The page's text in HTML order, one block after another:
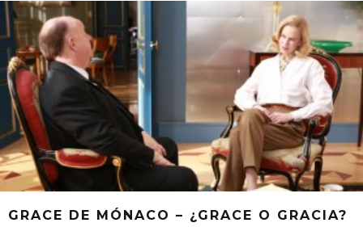
GRACE DE MÓNACO – ¿GRACE O GRACIA?